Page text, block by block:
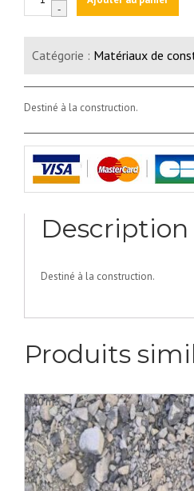
-
Catégorie : Matériaux de
Destiné à la construction.
Description
Destiné à la construction.
Produits
0.50 m3